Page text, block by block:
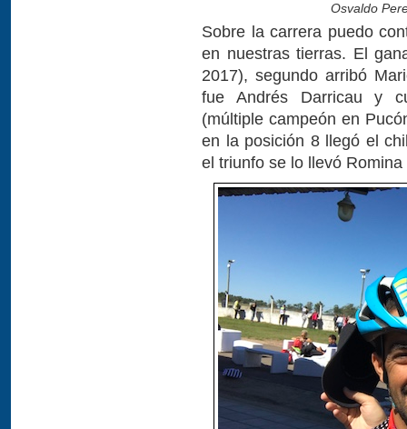
Osvaldo
Sobre la carrera puedo
en nuestras tierras. El
2017), segundo arribó
fue Andrés Darricau y
(múltiple campeón en
en la posición 8 llegó el
el triunfo se lo llevó